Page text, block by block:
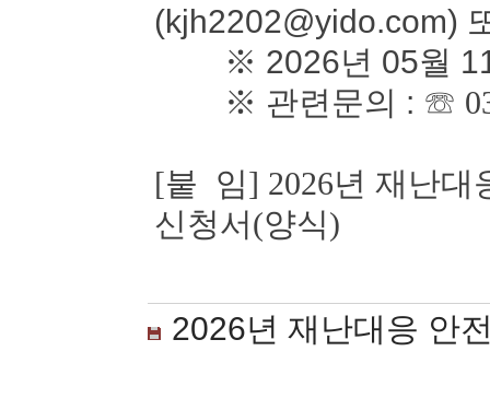
(kjh2202@yido.com)
※ 2026년 05월 11
※ 관련문의 : ☏
[붙 임] 2026년 재난대
신청서(양식)
2026년 재난대응 안